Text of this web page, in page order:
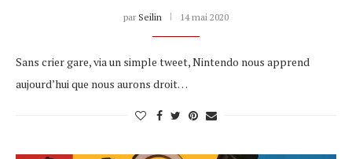
par Seilin 14 mai 2020
Sans crier gare, via un simple tweet, Nintendo nous apprend
aujourd’hui que nous aurons droit…